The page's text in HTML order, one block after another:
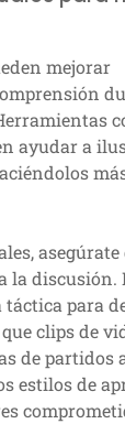
mejorar
ayudar a
asegúrate
la discusión.
táctica para
clips de
de partidos
estilos de